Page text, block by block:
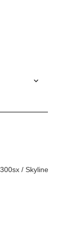
/ Skyline Mfl